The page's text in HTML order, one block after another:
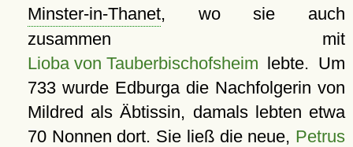
Minster-in-Thanet, wo sie auch
zusammen mit
Lioba von Tauberbischofsheim lebte. Um
733 wurde Edburga die Nachfolgerin von
Mildred als Äbtissin, damals lebten etwa
70 Nonnen dort. Sie ließ die neue, Petrus